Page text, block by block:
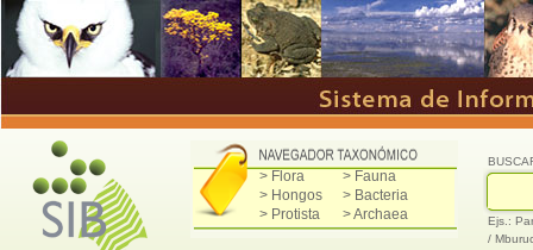
> Flora
> Fauna
> Hongos
> Bacteria
> Protista
> Archaea
Ejs.:
/